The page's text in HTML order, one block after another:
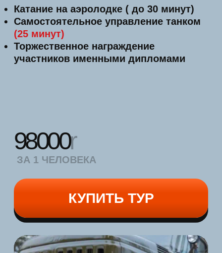
Управление квадроциклом-амфибией
(60 минут)
Катание на аэролодке (30 минут)
Самостоятельное управление танком
(25
Торжественное награждение участников
именными дипломами
КУПИТЬ ТУР